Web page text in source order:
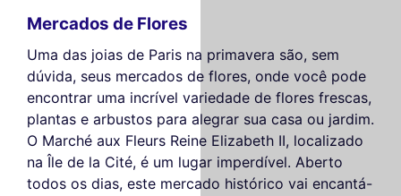
Mercados de Flores
Uma das joias de Paris na primavera são, sem
dúvida, seus mercados de flores, onde você pode
encontrar uma incrível variedade de flores frescas,
plantas e arbustos para alegrar sua casa ou jardim.
O Marché aux Fleurs Reine Elizabeth II, localizado
na Île de la Cité, é um lugar imperdível. Aberto
todos os dias, este mercado histórico vai encantá-